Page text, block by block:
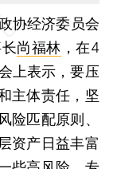
协经济委员会
尚福林 ，在4
上表示，要压
主体责任，坚
险匹配原则、
资产日益丰富